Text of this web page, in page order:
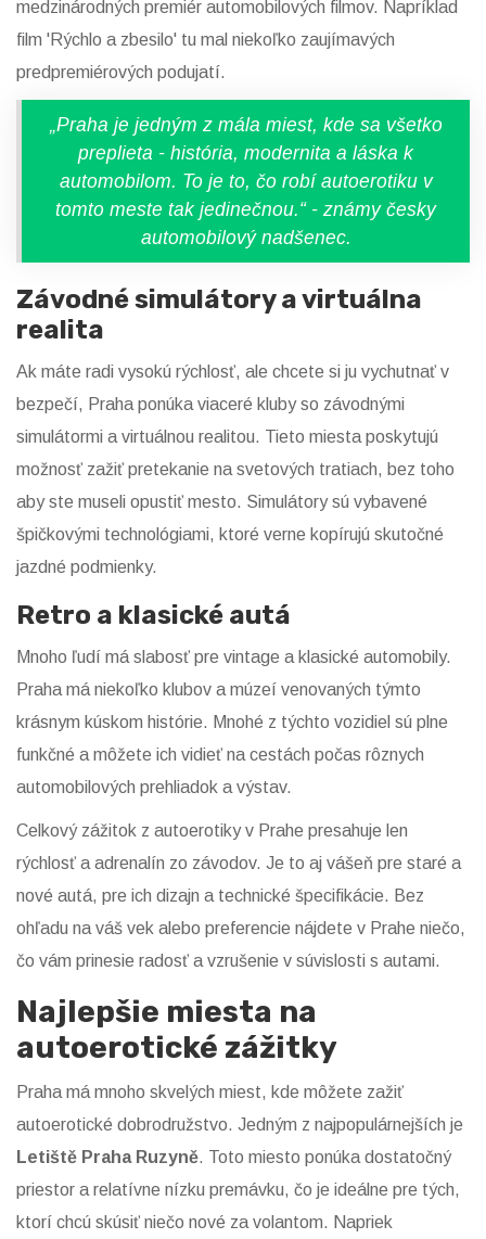
medzinárodných premiér automobilových filmov. Napríklad
film 'Rýchlo a zbesilo' tu mal niekoľko zaujímavých
predpremiérových podujatí.
„Praha je jedným z mála miest, kde sa všetko
preplieta - história, modernita a láska k
automobilom. To je to, čo robí autoerotiku v
tomto meste tak jedinečnou.“ - známy česky
automobilový nadšenec.
Závodné simulátory a virtuálna
realita
Ak máte radi vysokú rýchlosť, ale chcete si ju vychutnať v
bezpečí, Praha ponúka viaceré kluby so závodnými
simulátormi a virtuálnou realitou. Tieto miesta poskytujú
možnosť zažiť pretekanie na svetových tratiach, bez toho
aby ste museli opustiť mesto. Simulátory sú vybavené
špičkovými technológiami, ktoré verne kopírujú skutočné
jazdné podmienky.
Retro a klasické autá
Mnoho ľudí má slabosť pre vintage a klasické automobily.
Praha má niekoľko klubov a múzeí venovaných týmto
krásnym kúskom histórie. Mnohé z týchto vozidiel sú plne
funkčné a môžete ich vidieť na cestách počas rôznych
automobilových prehliadok a výstav.
Celkový zážitok z autoerotiky v Prahe presahuje len
rýchlosť a adrenalín zo závodov. Je to aj vášeň pre staré a
nové autá, pre ich dizajn a technické špecifikácie. Bez
ohľadu na váš vek alebo preferencie nájdete v Prahe niečo,
čo vám prinesie radosť a vzrušenie v súvislosti s autami.
Najlepšie miesta na
autoerotické zážitky
Praha má mnoho skvelých miest, kde môžete zažiť
autoerotické dobrodružstvo. Jedným z najpopulárnejších je
Letiště Praha Ruzyně. Toto miesto ponúka dostatočný
priestor a relatívne nízku premávku, čo je ideálne pre tých,
ktorí chcú skúsiť niečo nové za volantom. Napriek